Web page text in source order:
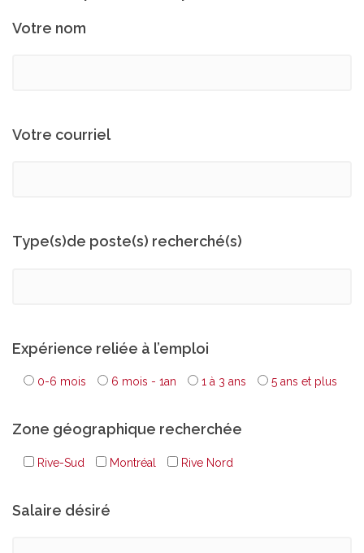
Votre nom
Votre courriel
Type(s)de poste(s) recherché(s)
Expérience reliée à l’emploi
0-6 mois 6 mois - 1an 1 à 3 ans 5 ans et plus
Zone géographique recherchée
Rive-Sud Montréal Rive Nord
Salaire désiré